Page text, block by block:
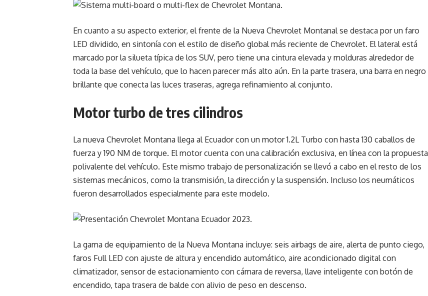
En cuanto a su aspecto exterior, el frente de la Nueva Chevrolet Montanal se destaca por un faro
LED dividido, en sintonía con el estilo de diseño global más reciente de Chevrolet. El lateral está
marcado por la silueta típica de los SUV, pero tiene una cintura elevada y molduras alrededor de
toda la base del vehículo, que lo hacen parecer más alto aún. En la parte trasera, una barra en negro
brillante que conecta las luces traseras, agrega refinamiento al conjunto.
Motor turbo de tres cilindros
La nueva Chevrolet Montana llega al Ecuador con un motor 1.2L Turbo con hasta 130 caballos de
fuerza y 190 NM de torque. El motor cuenta con una calibración exclusiva, en línea con la propuesta
polivalente del vehículo. Este mismo trabajo de personalización se llevó a cabo en el resto de los
sistemas mecánicos, como la transmisión, la dirección y la suspensión. Incluso los neumáticos
fueron desarrollados especialmente para este modelo.
La gama de equipamiento de la Nueva Montana incluye: seis airbags de aire, alerta de punto ciego,
faros Full LED con ajuste de altura y encendido automático, aire acondicionado digital con
climatizador, sensor de estacionamiento con cámara de reversa, llave inteligente con botón de
encendido, tapa trasera de balde con alivio de peso en descenso.